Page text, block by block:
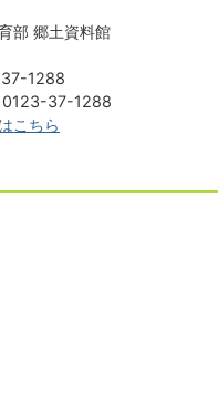
部 郷土資料館
1288
0123-37-1288
こちら